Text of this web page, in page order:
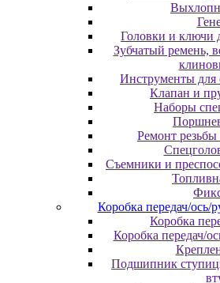
Головки и ключи
Зубчатый ремень,
Инструменты для
Клапан и
Наборы
Ремонт резьбы
Съемники и
Коробка передач/ось/
Коробка
Коробка передач/
Подшипник